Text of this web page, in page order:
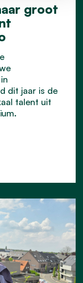
groot
dit jaar is de
talent uit